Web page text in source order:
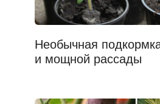
Необычная
и мощной рассады